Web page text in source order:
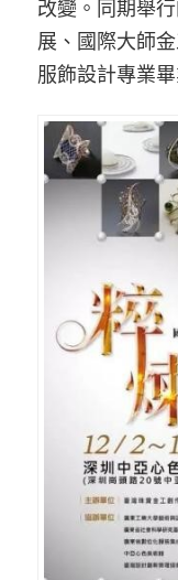
改變。同期舉
展、國際大師
服飾設計專業